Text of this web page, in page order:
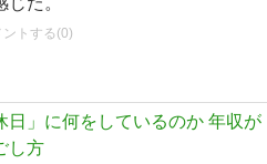
ントする(0)
日」に何をしているのか 年収が
し方